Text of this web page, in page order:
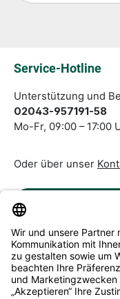
Service-Hotline
Unterstützung und
02043-957191-58
Mo-Fr, 09:00 – 17:00
Oder über unser
Service & Beratung